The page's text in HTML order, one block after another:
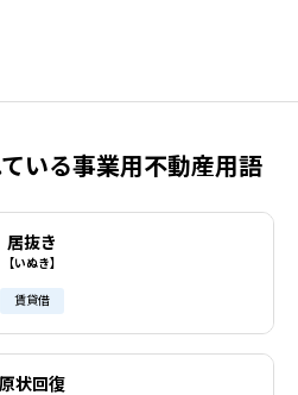
いる事業用不動産用語
居抜き
【いぬき】
賃貸借
原状回復